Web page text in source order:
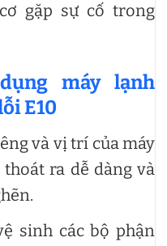
gặp sự cố trong
máy lạnh
E10
và vị trí của máy
ra dễ dàng và
sinh các bộ phận